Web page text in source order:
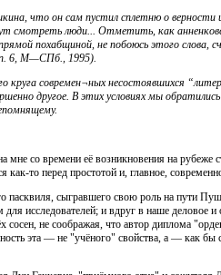
что он сам пустил сплетню о верности
смотреть люди... Отметить, как
похабщиной, не побоюсь этого
6, М—СПб., 1995).
круга современ¬ных несостоявшихся
другое. В этих условиях мы
мне со времени её возникновения на рубеже
как-то перед простотой и, главное,
пасквиля, сыгравшего свою роль на пути
исследователей; и вдруг в наше деловое
сосен, не соображая, что автор диплома
эта — не "учёного" свойства, а — как бы